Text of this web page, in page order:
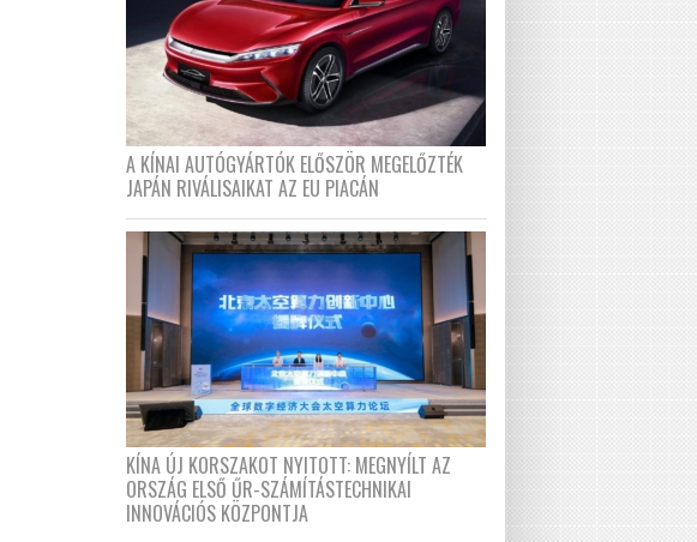
A KÍNAI AUTÓGYÁRTÓK ELŐSZÖR MEGELŐZTÉK
JAPÁN RIVÁLISAIKAT AZ EU PIACÁN
KÍNA ÚJ KORSZAKOT NYITOTT: MEGNYÍLT AZ
ORSZÁG ELSŐ ŰR-SZÁMÍTÁSTECHNIKAI
INNOVÁCIÓS KÖZPONTJA